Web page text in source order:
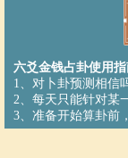
六爻金钱占卦使用指
1、对卜卦预测相信
2、每天只能针对某
3、准备开始算卦前